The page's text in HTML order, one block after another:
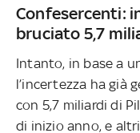
Confesercenti:
bruciato 5,7
Intanto, in base a
l’incertezza ha già
con 5,7 miliardi di
di inizio anno, e